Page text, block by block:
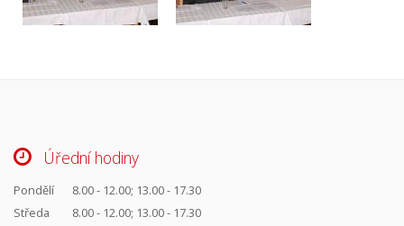
Úřední hodiny
Pondělí
8.00 - 12.00; 13.00 - 17.30
Středa
8.00 - 12.00; 13.00 - 17.30